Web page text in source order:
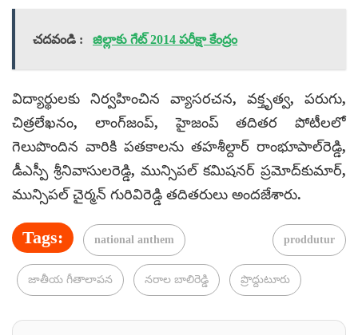
చదవండి : జిల్లాకు గేట్ 2014 పరీక్షా కేంద్రం
విద్యార్థులకు నిర్వహించిన వ్యాసరచన, వక్తృత్వ, పరుగు,
చిత్రలేఖనం, లాంగ్‌జంప్, హైజంప్ తదితర పోటీలలో
గెలుపొందిన వారికి పతకాలను తహశీల్దార్ రాంభూపాల్‌రెడ్డి,
డీఎస్పీ శ్రీనివాసులరెడ్డి, మున్సిపల్ కమిషనర్ ప్రమోద్‌కుమార్,
మున్సిపల్ చైర్మన్ గురివిరెడ్డి తదితరులు అందజేశారు.
Tags: national anthem proddutur
జాతీయ గీతాలాపన నరాల బాలిరెడ్డి ప్రొద్దుటూరు